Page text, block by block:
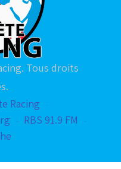
Tous droits
Racing
RBS 91.9 FM